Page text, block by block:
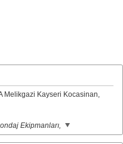
Melikgazi Kayseri Kocasinan,
Ekipmanları,